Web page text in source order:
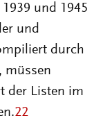
und 1945
und
durch
müssen
der Listen im
22